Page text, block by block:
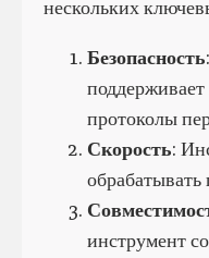
нескольких
Безопасность
протоколы
Скорость:
инструмент